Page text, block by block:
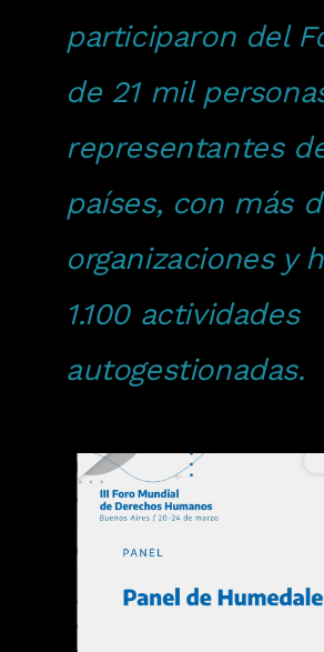
participaron del
de 21 mil
representantes
países, con más
organizaciones y
1.100 actividades
autogestionadas.